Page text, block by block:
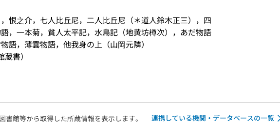
恨之介，七人比丘尼，二人比丘尼（＊道人鈴木正三），四
，一本菊，貧人太平記，水鳥記（地黄坊樽次），あだ物語
語，薄雲物語，他我身の上（山岡元隣）
書）
館等から取得した所蔵情報を表示します。
連携している機関・データベースの一覧